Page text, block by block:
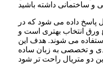
پاسخ داده می شود که در
ورق انتخاب بهتری است و
می شوند. هدف این
و تخصصی به زبان ساده